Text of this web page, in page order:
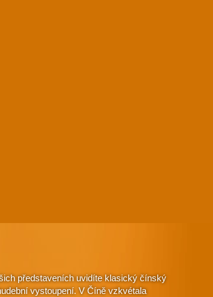
představeních uvidíte klasický čínský
vystoupení. V Číně vzkvétala